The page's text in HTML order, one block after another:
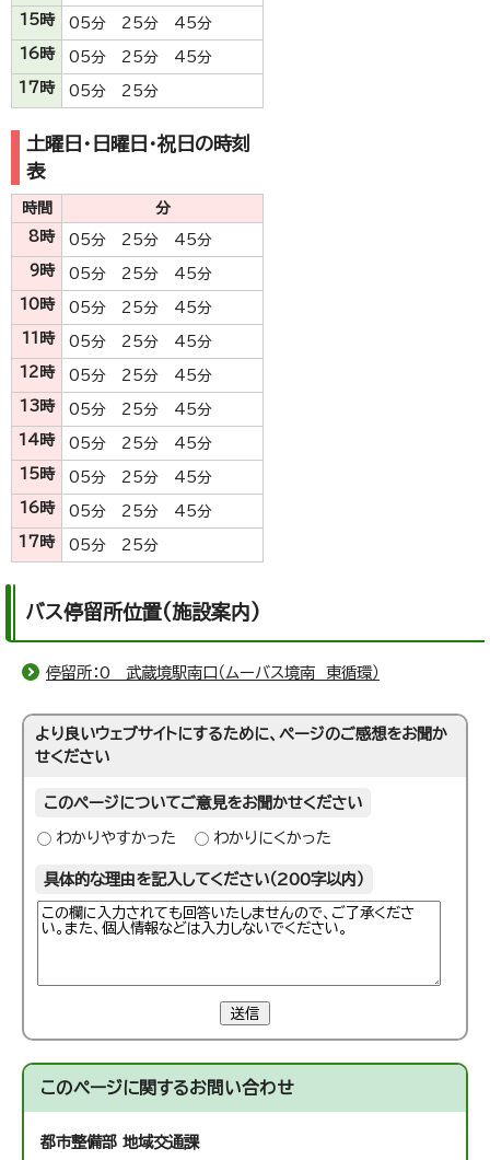
15時
05分 25分 45分
16時
05分 25分 45分
17時
05分 25分
土曜日・日曜日・祝日の時刻
表
時間
分
8時
05分 25分 45分
9時
05分 25分 45分
10時
05分 25分 45分
11時
05分 25分 45分
12時
05分 25分 45分
13時
05分 25分 45分
14時
05分 25分 45分
15時
05分 25分 45分
16時
05分 25分 45分
17時
05分 25分
バス停留所位置(施設案内)
停留所：0 武蔵境駅南口（ムーバス境南 東循環）
より良いウェブサイトにするために、ページのご感想をお聞か
せください
このページについてご意見をお聞かせください
わかりやすかった わかりにくかった
具体的な理由を記入してください（200字以内）
送信
このページに関するお問い合わせ
都市整備部 地域交通課